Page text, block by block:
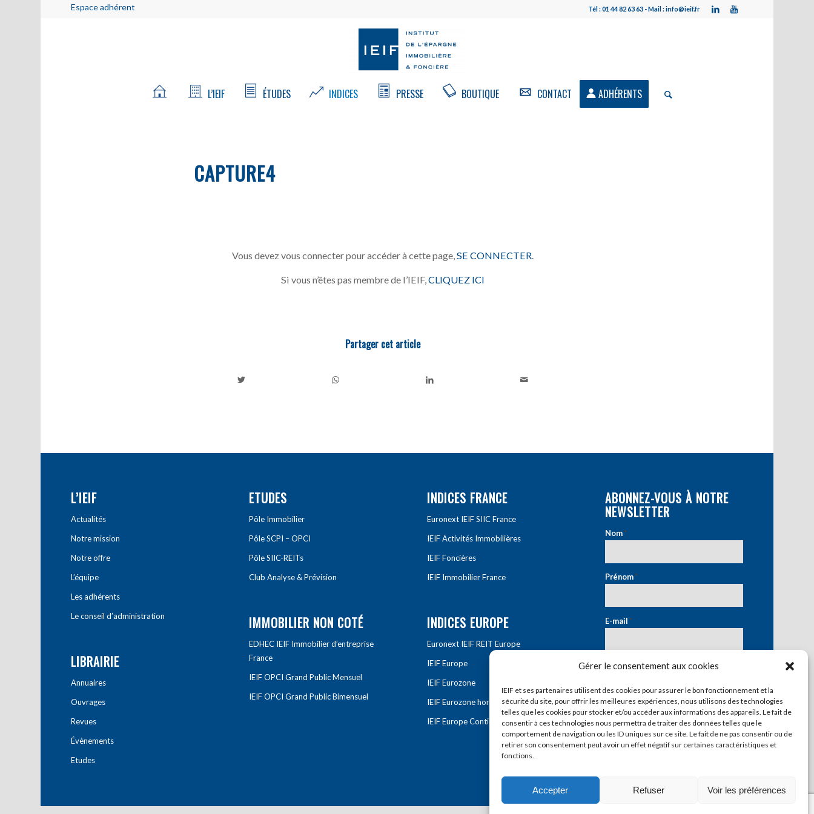
Gérer le consentement aux cookies
IEIF et ses partenaires utilisent des cookies pour assurer le bon fonctionnement et la
sécurité du site, pour offrir les meilleures expériences, nous utilisons des technologies
telles que les cookies pour stocker et/ou accéder aux informations des appareils. Le fait de
consentir à ces technologies nous permettra de traiter des données telles que le
comportement de navigation ou les ID uniques sur ce site. Le fait de ne pas consentir ou de
retirer son consentement peut avoir un effet négatif sur certaines caractéristiques et
fonctions.
Accepter Refuser Voir les préférences
Espace adhérent Tél : 01 44 82 63 63 - Mail : info@ieif.fr
L’IEIF ÉTUDES INDICES PRESSE BOUTIQUE CONTACT ADHÉRENTS
CAPTURE4
Vous devez vous connecter pour accéder à cette page, SE CONNECTER
Si vous n’êtes pas membre de l’IEIF,CLIQUEZ ICI
Partager cet article
L’IEIF
Actualités
Notre mission
Notre offre
L’équipe
Les adhérents
Le conseil d’administration
LIBRAIRIE
Annuaires
Ouvrages
Revues
Évènements
Etudes
ETUDES
Pôle Immobilier
Pôle SCPI – OPCI
Pôle SIIC-REITs
Club Analyse & Prévision
IMMOBILIER NON COTÉ
EDHEC IEIF Immobilier d’entreprise
France
IEIF OPCI Grand Public Mensuel
IEIF OPCI Grand Public Bimensuel
INDICES FRANCE
Euronext IEIF SIIC France
IEIF Activités Immobilières
IEIF Foncières
IEIF Immobilier France
INDICES EUROPE
Euronext IEIF REIT Europe
IEIF Europe
IEIF Eurozone
IEIF Eurozone hors France
IEIF Europe Continentale
ABONNEZ-VOUS À NOTRE
NEWSLETTER
Nom*
Prénom*
E-mail*